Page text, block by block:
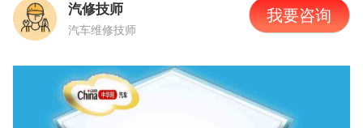
汽修技师
汽车维修技师
我要咨询